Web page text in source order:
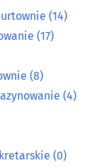
(14)
(17)
(8)
(4)
(0)